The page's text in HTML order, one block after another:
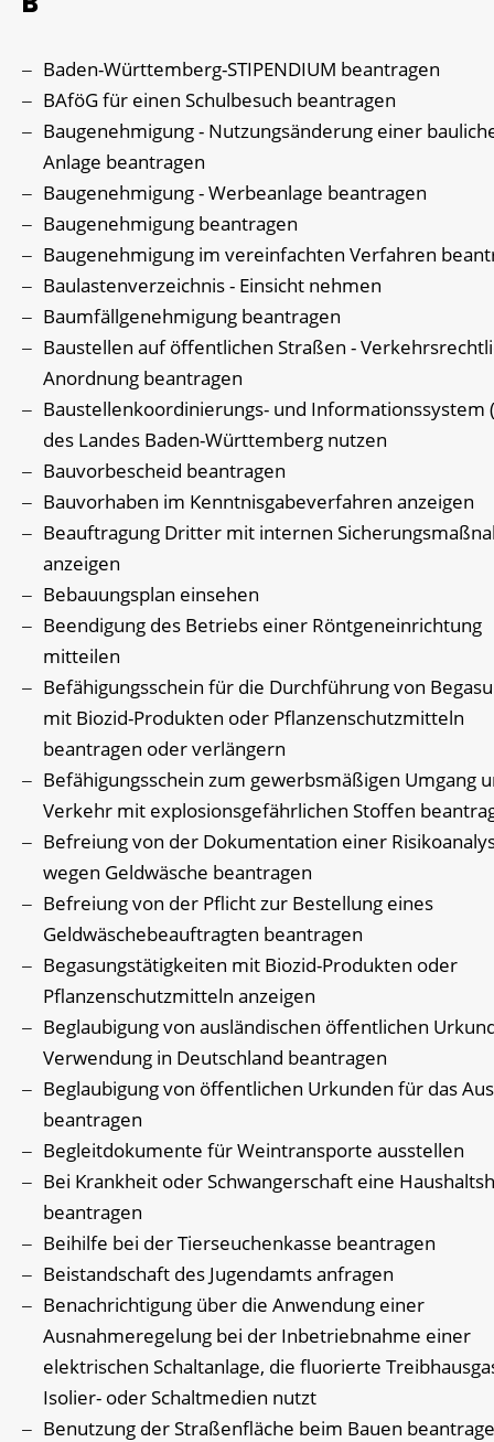
Baden-Württemberg-STIPENDIUM beantragen
BAföG für einen Schulbesuch beantragen
Baugenehmigung - Nutzungsänderung einer
Anlage beantragen
Baugenehmigung - Werbeanlage beantragen
Baugenehmigung beantragen
Baugenehmigung im vereinfachten Verfahren
Baulastenverzeichnis - Einsicht nehmen
Baumfällgenehmigung beantragen
Baustellen auf öffentlichen Straßen -
Anordnung beantragen
Baustellenkoordinierungs- und Informationssystem
des Landes Baden-Württemberg nutzen
Bauvorbescheid beantragen
Bauvorhaben im Kenntnisgabeverfahren anzeigen
Beauftragung Dritter mit internen
anzeigen
Bebauungsplan einsehen
Beendigung des Betriebs einer Röntgeneinrichtung
mitteilen
Befähigungsschein für die Durchführung von
mit Biozid-Produkten oder Pflanzenschutzmitteln
beantragen oder verlängern
Befähigungsschein zum gewerbsmäßigen Umgang
Verkehr mit explosionsgefährlichen Stoffen
Befreiung von der Dokumentation einer
wegen Geldwäsche beantragen
Befreiung von der Pflicht zur Bestellung eines
Geldwäschebeauftragten beantragen
Begasungstätigkeiten mit Biozid-Produkten oder
Pflanzenschutzmitteln anzeigen
Beglaubigung von ausländischen öffentlichen
Verwendung in Deutschland beantragen
Beglaubigung von öffentlichen Urkunden für das
beantragen
Begleitdokumente für Weintransporte ausstellen
Bei Krankheit oder Schwangerschaft eine
beantragen
Beihilfe bei der Tierseuchenkasse beantragen
Beistandschaft des Jugendamts anfragen
Benachrichtigung über die Anwendung einer
Ausnahmeregelung bei der Inbetriebnahme einer
elektrischen Schaltanlage, die fluorierte
Isolier- oder Schaltmedien nutzt
Benutzung der Straßenfläche beim Bauen